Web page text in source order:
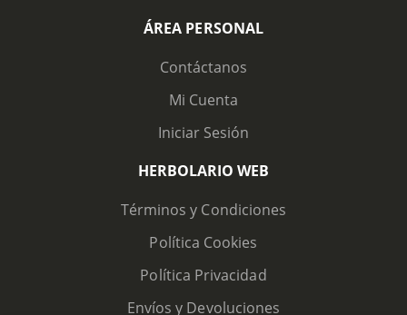
ÁREA PERSONAL
Contáctanos
Mi Cuenta
Iniciar Sesión
HERBOLARIO WEB
Términos y Condiciones
Política Cookies
Política Privacidad
Envíos y Devoluciones